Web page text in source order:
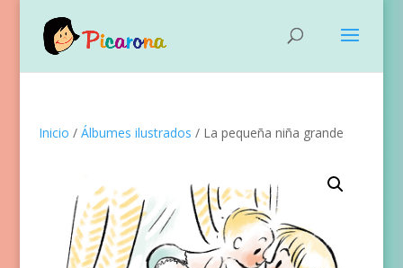
Inicio / Álbumes ilustrados / La pequeña niña grande